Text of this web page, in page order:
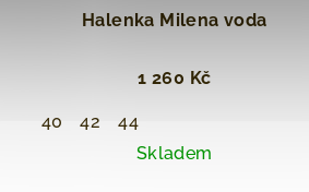
Halenka Milena voda
1 260 Kč
40 42
44
Skladem